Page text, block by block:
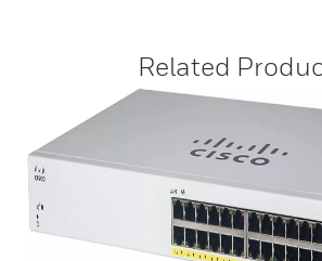
Related